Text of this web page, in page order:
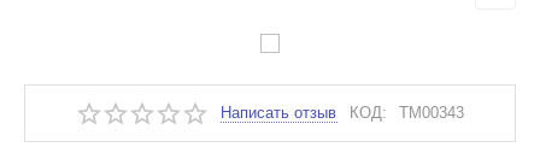
Написать отзыв КОД: TM00343